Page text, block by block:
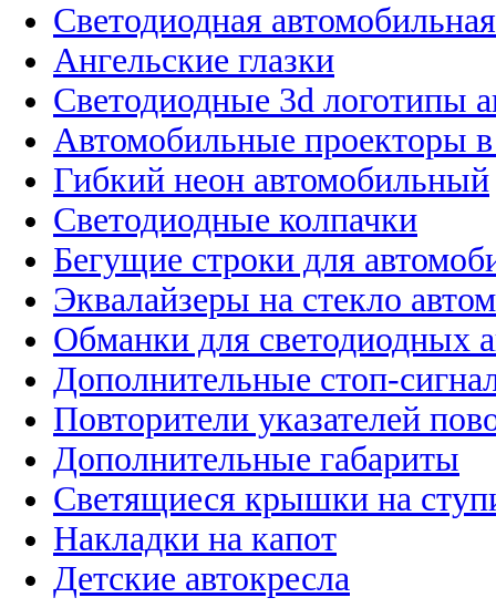
Светодиодная
Ангельские глазки
Светодиодные 3d логотипы
Автомобильные проекторы
Гибкий неон автомобильный
Светодиодные колпачки
Бегущие строки для
Эквалайзеры на стекло
Обманки для светодиодных
Дополнительные стоп-
Повторители указателей
Дополнительные габариты
Светящиеся крышки на
Накладки на капот
Детские автокресла